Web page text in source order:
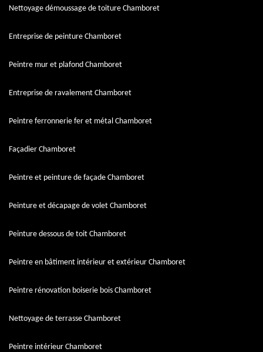
Nettoyage démoussage de toiture Chamboret
Entreprise de peinture Chamboret
Peintre mur et plafond Chamboret
Entreprise de ravalement Chamboret
Peintre ferronnerie fer et métal Chamboret
Façadier Chamboret
Peintre et peinture de façade Chamboret
Peinture et décapage de volet Chamboret
Peinture dessous de toit Chamboret
Peintre en bâtiment intérieur et extérieur Chamboret
Peintre rénovation boiserie bois Chamboret
Nettoyage de terrasse Chamboret
Peintre intérieur Chamboret